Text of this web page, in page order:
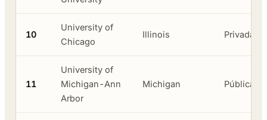
10
University of
Chicago
Illinois Privada
11
University of
Michigan-Ann
Arbor
Michigan Pública